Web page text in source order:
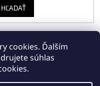
cookies. Ďalším
súhlas
HĽADAŤ
Napíšte nám